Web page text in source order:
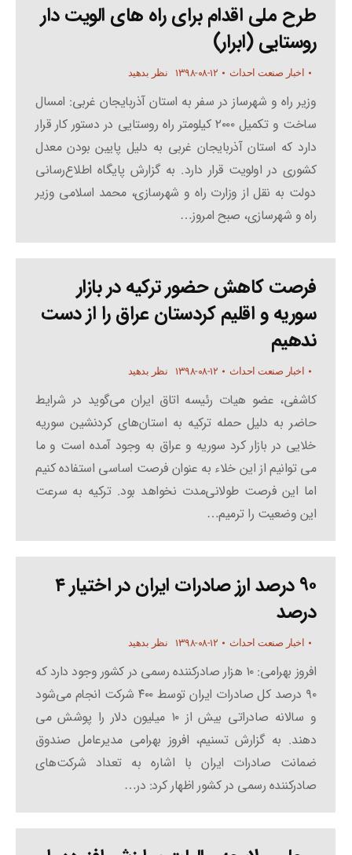
طرح ملی اقدام برای راه های الویت دار
روستایی (ابرار)
اخبار صنعت احداث ۱۳۹۸-۰۸-۱۲ نظر بدهید
وزیر راه و شهرساز در سفر به استان آذربایجان غربی: امسال
ساخت و تکمیل ۲۰۰۰ کیلومتر راه روستایی در دستور کار قرار
دارد که استان آذر‌بایجان غربی به دلیل پایین‌ بودن معدل
کشوری در اولویت قرار دارد. به گزارش پایگاه اطلاع‌رسانی
دولت به نقل از وزارت راه و شهرسازی، محمد اسلامی وزیر
راه و شهرسازی، صبح امروز…
فرصت کاهش حضور ترکیه در بازار
سوریه و اقلیم کردستان عراق را از دست
ندهیم
اخبار صنعت احداث ۱۳۹۸-۰۸-۱۲ نظر بدهید
کاشفی، عضو هیات رئیسه اتاق ایران می‌گوید در شرایط
حاضر به دلیل حمله ترکیه به استان‌های کردنشین سوریه
خلایی در بازار کرد سوریه و عراق به وجود آمده است و ما
می توانیم از این خلاء به عنوان فرصت اساسی استفاده کنیم
اما این فرصت طولانی‌مدت نخواهد بود. ترکیه به سرعت
این وضعیت را ترمیم…
۹۰ درصد ارز صادرات ایران در اختیار ۴
درصد
اخبار صنعت احداث ۱۳۹۸-۰۸-۱۲ نظر بدهید
افروز بهرامی: ۱۰ هزار صادرکننده رسمی در کشور وجود دارد که
۹۰ درصد کل صادرات ایران توسط ۴۰۰ شرکت انجام می‌شود
و سالانه صادراتی بیش از ۱۰ میلیون دلار را پوشش می
دهند. به گزارش تسنیم، افروز بهرامی مدیرعامل صندوق
ضمانت صادرات ایران با اشاره به تعداد شرکت‌های
صادرکننده رسمی در کشور اظهار کرد: در…